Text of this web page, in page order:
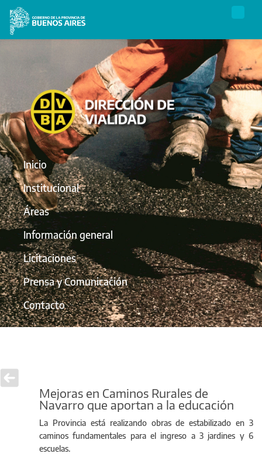
Inicio
Institucional
Áreas
Información general
Licitaciones
Prensa y Comunicación
Contacto
Mejoras en Caminos Rurales de
Navarro que aportan a la educación
La Provincia está realizando obras de estabilizado en 3
caminos fundamentales para el ingreso a 3 jardines y 6
escuelas.